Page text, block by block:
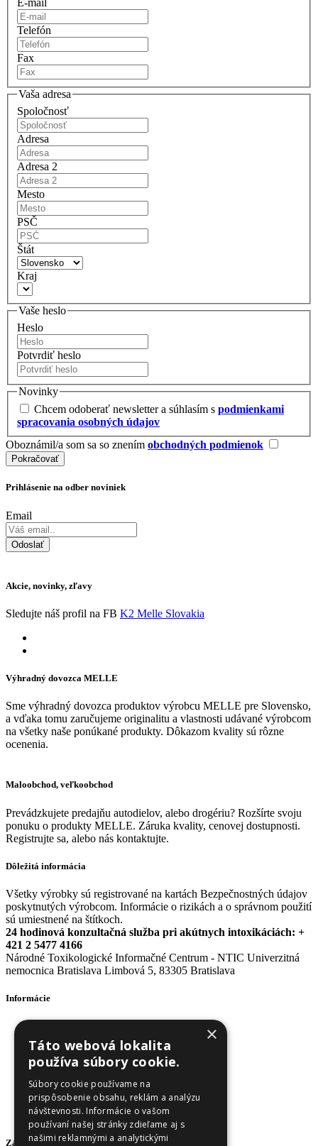
E-mail
Telefón
Fax
Vaša adresa
Spoločnosť
Adresa
Adresa 2
Mesto
PSČ
Štát
Kraj
Vaše heslo
Heslo
Potvrdiť heslo
Novinky
Chcem odoberať newsletter a súhlasím s podmienkami
spracovania osobných údajov
Oboznámil/a som sa so znením obchodných podmienok
Prihlásenie na odber noviniek
Email
Odoslať
Akcie, novinky, zľavy
Sledujte náš profil na FB K2 Melle Slovakia
Výhradný dovozca MELLE
Sme výhradný dovozca produktov výrobcu MELLE pre Slovensko,
a vďaka tomu zaručujeme originalitu a vlastnosti udávané výrobcom
na všetky naše ponúkané produkty. Dôkazom kvality sú rôzne
ocenenia.
Maloobchod, veľkoobchod
Prevádzkujete predajňu autodielov, alebo drogériu? Rozšírte svoju
ponuku o produkty MELLE. Záruka kvality, cenovej dostupnosti.
Registrujte sa, alebo nás kontaktujte.
Dôležitá informácia
Všetky výrobky sú registrované na kartách Bezpečnostných údajov
poskytnutých výrobcom. Informácie o rizikách a o správnom použití
sú umiestnené na štítkoch.
24 hodinová konzultačná služba pri akútnych intoxikáciách: +
421 2 5477 4166
Národné Toxikologické Informačné Centrum - NTIC Univerzitná
nemocnica Bratislava Limbová 5, 83305 Bratislava
Informácie
Odstúpenie od zmluvy
Reklamačný poriadok
Doprava a platba
Ochrana osobných údajov - newsletter
Zásady používania cookies
O nás
Zákaznícky servis
×
Táto webová lokalita
používa súbory cookie.
Súbory cookie používame na
prispôsobenie obsahu, reklám a analýzu
návštevnosti. Informácie o vašom
používaní našej stránky zdieľame aj s
našimi reklamnými a analytickými